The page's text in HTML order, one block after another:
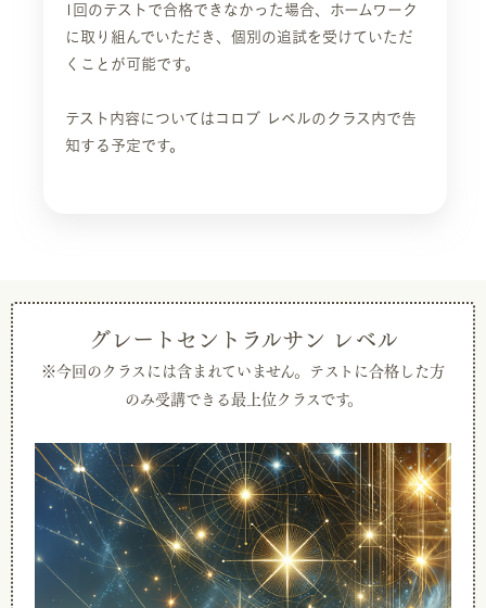
1回のテストで合格できなかった場合、ホームワーク
に取り組んでいただき、個別の追試を受けていただ
くことが可能です。
テスト内容についてはコロブ レベルのクラス内で告
知する予定です。
グレートセントラルサン レベル
※今回のクラスには含まれていません。
テストに合格した方
のみ受講できる最上位クラスです。